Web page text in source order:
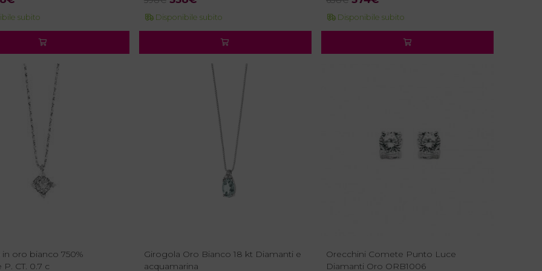
prezzo
538€.
subito
prezzo
598€.
prezzo
538€.
Disponibile subito
prezzo
638€.
prezzo
574€.
Disponibile subito
oro bianco 750%
CT. 0.7 c
Girogola Oro Bianco 18 kt Diamanti e
acquamarina
Orecchini Comete Punto Luce
Diamanti Oro ORB1006